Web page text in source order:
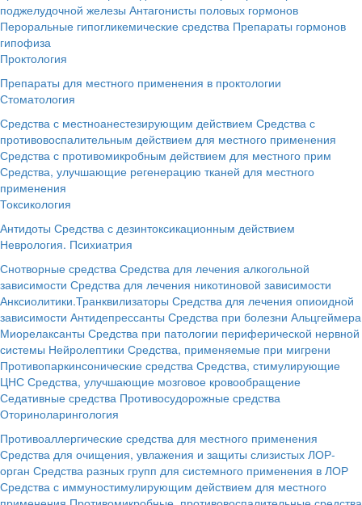
поджелудочной железы Антагонисты половых гормонов
Пероральные гипогликемические средства Препараты гормонов
гипофиза
Проктология
Препараты для местного применения в проктологии
Стоматология
Средства с местноанестезирующим действием Средства с
противовоспалительным действием для местного применения
Средства с противомикробным действием для местного прим
Средства, улучшающие регенерацию тканей для местного
применения
Токсикология
Антидоты Средства с дезинтоксикационным действием
Неврология. Психиатрия
Снотворные средства Средства для лечения алкогольной
зависимости Средства для лечения никотиновой зависимости
Анксиолитики.Транквилизаторы Средства для лечения опиоидной
зависимости Антидепрессанты Средства при болезни Альцгеймера
Миорелаксанты Средства при патологии периферической нервной
системы Нейролептики Средства, применяемые при мигрени
Противопаркинсонические средства Средства, стимулирующие
ЦНС Средства, улучшающие мозговое кровообращение
Седативные средства Противосудорожные средства
Оториноларингология
Противоаллергические средства для местного применения
Средства для очищения, увлажения и защиты слизистых ЛОР-
орган Средства разных групп для системного применения в ЛОР
Средства с иммуностимулирующим действием для местного